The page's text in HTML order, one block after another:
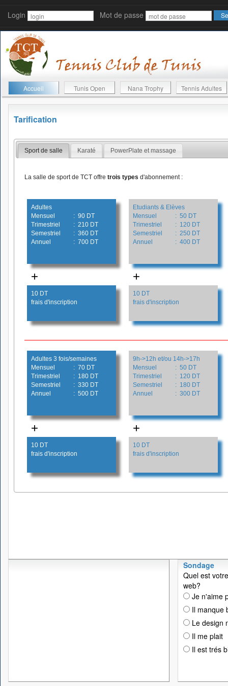
Login Mot de passe
Accueil Tunis Open Nana Trophy Tennis Adultes
Tarification
Sport de salle Karaté PowerPlate et massage
La salle de sport de TCT offre trois types d'abonnement :
Adultes
Mensuel
: 90 DT
Trimestriel
: 210 DT
Semestriel
: 360 DT
Annuel
: 700 DT
Etudiants & Elèves
Mensuel
: 50 DT
Trimestriel
: 120 DT
Semestriel
: 250 DT
Annuel
: 400 DT
+ +
10 DT
frais d'inscription
10 DT
frais d'inscription
Adultes 3 fois/semaines
Mensuel
: 70 DT
Trimestriel
: 180 DT
Semestriel
: 330 DT
Annuel
: 500 DT
9h->12h et/ou 14h->17h
Mensuel
: 50 DT
Trimestriel
: 120 DT
Semestriel
: 180 DT
Annuel
: 300 DT
+ +
10 DT
frais d'inscription
10 DT
frais d'inscription
Sondage
Quel est
web?
Je n'aime
Il manque
Le design
Il me plait
Il est trés